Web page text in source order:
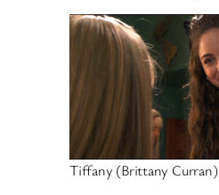
Tiffany (Brittany Curran)